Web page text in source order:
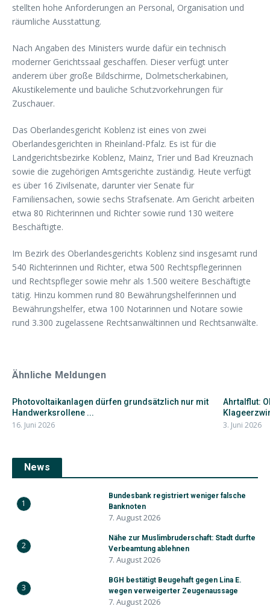
stellten hohe Anforderungen an Personal, Organisation und
räumliche Ausstattung.
Nach Angaben des Ministers wurde dafür ein technisch
moderner Gerichtssaal geschaffen. Dieser verfügt unter
anderem über große Bildschirme, Dolmetscherkabinen,
Akustikelemente und bauliche Schutzvorkehrungen für
Zuschauer.
Das Oberlandesgericht Koblenz ist eines von zwei
Oberlandesgerichten in Rheinland-Pfalz. Es ist für die
Landgerichtsbezirke Koblenz, Mainz, Trier und Bad Kreuznach
sowie die zugehörigen Amtsgerichte zuständig. Heute verfügt
es über 16 Zivilsenate, darunter vier Senate für
Familiensachen, sowie sechs Strafsenate. Am Gericht arbeiten
etwa 80 Richterinnen und Richter sowie rund 130 weitere
Beschäftigte.
Im Bezirk des Oberlandesgerichts Koblenz sind insgesamt rund
540 Richterinnen und Richter, etwa 500 Rechtspflegerinnen
und Rechtspfleger sowie mehr als 1.500 weitere Beschäftigte
tätig. Hinzu kommen rund 80 Bewährungshelferinnen und
Bewährungshelfer, etwa 100 Notarinnen und Notare sowie
rund 3.300 zugelassene Rechtsanwältinnen und Rechtsanwälte.
Ähnliche Meldungen
Photovoltaikanlagen dürfen grundsätzlich nur mit
Handwerksrollene ...
16. Juni 2026
Ahrtalflut:
3. Juni 2026
News
1
Bundesbank registriert weniger falsche
Banknoten
7. August 2026
2
Nähe zur Muslimbruderschaft: Stadt durfte
Verbeamtung ablehnen
7. August 2026
3
BGH bestätigt Beugehaft gegen Lina E.
wegen verweigerter Zeugenaussage
7. August 2026